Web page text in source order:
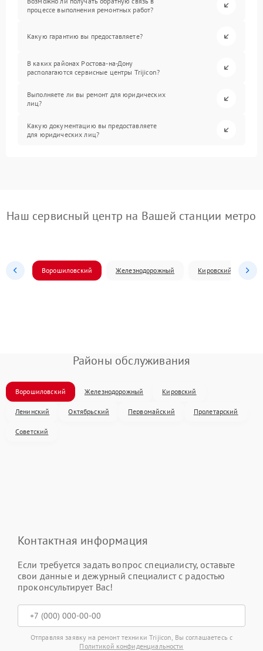
процессе выполнения ремонтных работ?
Какую гарантию вы предоставляете?
В каких районах Ростова-на-Дону
располагаются сервисные центры Trijicon?
Выполняете ли вы ремонт для юридических
лиц?
Какую документацию вы предоставляете
для юридических лиц?
Наш сервисный центр на Вашей станции метро
Ворошиловский Железнодорожный Кировский
Районы обслуживания
Ворошиловский Железнодорожный Кировский
Ленинский Октябрьский Первомайский Пролетарский
Советский
Контактная информация
Если требуется задать вопрос специалисту, оставьте
свои данные и дежурный специалист с радостью
проконсультирует Вас!
Отправляя заявку на ремонт техники Trijicon, Вы соглашаетесь с
Политикой конфиденциальности